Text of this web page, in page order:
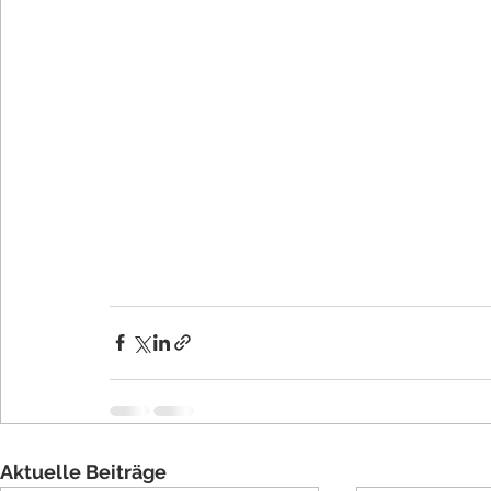
Aktuelle Beiträge